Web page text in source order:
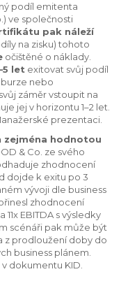
podíl emitenta
ve společnosti
pak náleží
na zisku) tohoto
očištěné o náklady.
let exitovat svůj podíl
nebo
záměr vstoupit na
jej v horizontu 1–2 let.
prezentaci.
zejména hodnotou
& Co. ze svého
zhodnocení
dojde k exitu po 3
vývoji dle business
zhodnocení
EBITDA s výsledky
scénáři pak může být
z prodloužení doby do
business plánem.
dokumentu KID.